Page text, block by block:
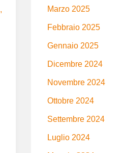
,
Marzo 2025
Febbraio 2025
Gennaio 2025
Dicembre 2024
Novembre 2024
Ottobre 2024
Settembre 2024
Luglio 2024